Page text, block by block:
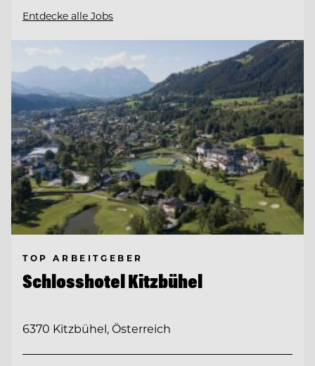
Entdecke alle Jobs
TOP ARBEITGEBER
Schlosshotel Kitzbühel
6370 Kitzbühel, Österreich